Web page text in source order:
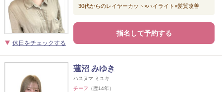
休日をチェックする
30代からのレイヤーカット×ハイライト×髪質改善
指名して予約する
蓮沼 みゆき
ハスヌマ ミユキ
チーフ （歴14年）